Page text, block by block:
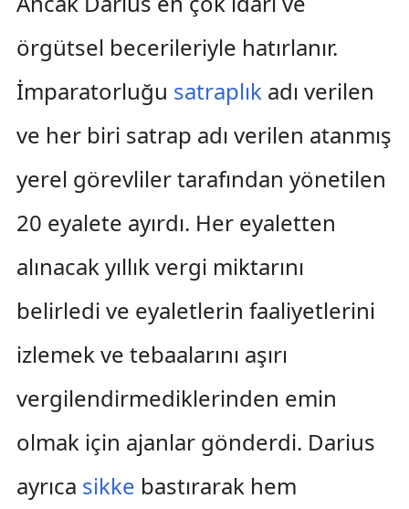
örgütsel becerileriyle hatırlanır.
İmparatorluğu satraplıkadı verilen
ve her biri satrap adı verilen atanmış
yerel görevliler tarafından yönetilen
20 eyalete ayırdı. Her eyaletten
alınacak yıllık vergi miktarını
belirledi ve eyaletlerin faaliyetlerini
izlemek ve tebaalarını aşırı
vergilendirmediklerinden emin
olmak için ajanlar gönderdi. Darius
ayrıca sikke bastırarak hem